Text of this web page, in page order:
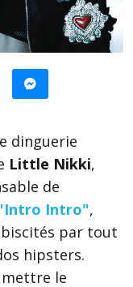
dinguerie
Little Nikki,
de
Intro",
par tout
hipsters.
le